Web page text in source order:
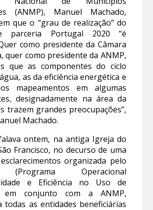
(ANMP), Manuel Machado,
que o “grau de realização” do
parceria Portugal 2020 “é
como presidente da Câmara
quer como presidente da ANMP,
que as componentes do ciclo
as da eficiência energética e
mapeamentos em algumas
designadamente na área da
trazem grandes preocupações”,
Machado.
ontem, na antiga Igreja do
Francisco, no decurso de uma
organizada pelo
(Programa Operacional
e Eficiência no Uso de
em conjunto com a ANMP,
todas as entidades beneficiárias